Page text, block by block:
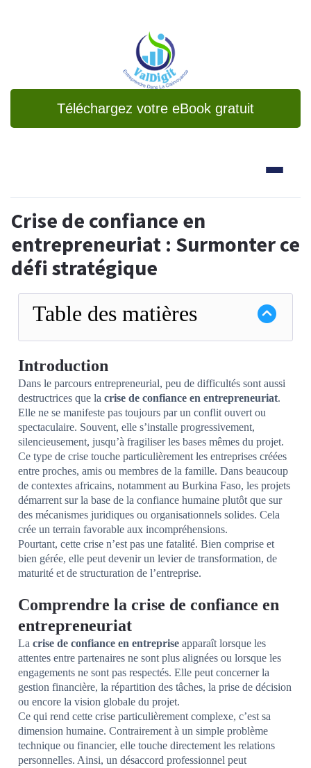
Téléchargez votre eBook gratuit
Crise de confiance en
entrepreneuriat : Surmonter ce
défi stratégique
Table des matières
Introduction
Dans le parcours entrepreneurial, peu de difficultés sont aussi
destructrices que la crise de confiance en entrepreneuriat.
Elle ne se manifeste pas toujours par un conflit ouvert ou
spectaculaire. Souvent, elle s’installe progressivement,
silencieusement, jusqu’à fragiliser les bases mêmes du projet.
Ce type de crise touche particulièrement les entreprises créées
entre proches, amis ou membres de la famille. Dans beaucoup
de contextes africains, notamment au Burkina Faso, les projets
démarrent sur la base de la confiance humaine plutôt que sur
des mécanismes juridiques ou organisationnels solides. Cela
crée un terrain favorable aux incompréhensions.
Pourtant, cette crise n’est pas une fatalité. Bien comprise et
bien gérée, elle peut devenir un levier de transformation, de
maturité et de structuration de l’entreprise.
Comprendre la crise de confiance en
entrepreneuriat
La crise de confiance en entreprise apparaît lorsque les
attentes entre partenaires ne sont plus alignées ou lorsque les
engagements ne sont pas respectés. Elle peut concerner la
gestion financière, la répartition des tâches, la prise de décision
ou encore la vision globale du projet.
Ce qui rend cette crise particulièrement complexe, c’est sa
dimension humaine. Contrairement à un simple problème
technique ou financier, elle touche directement les relations
personnelles. Ainsi, un désaccord professionnel peut